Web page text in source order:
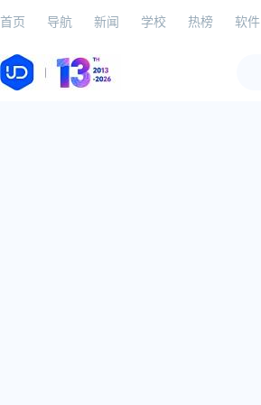
首页 导航 新闻 学校 热榜 软件